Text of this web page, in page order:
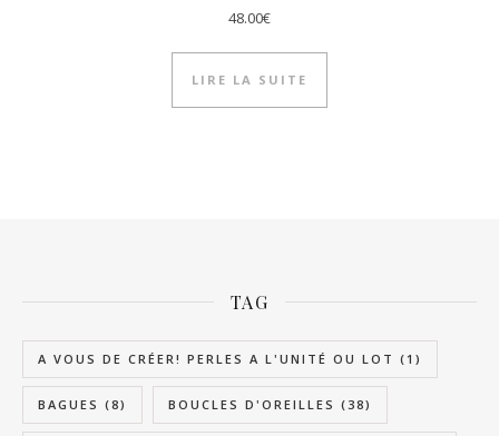
48.00€
LIRE LA SUITE
TAG
A VOUS DE CRÉER! PERLES A L'UNITÉ OU LOT (1)
BAGUES (8) BOUCLES D'OREILLES (38)